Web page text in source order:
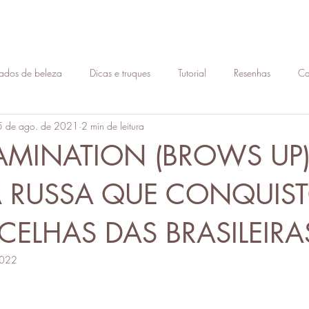
de beleza Dicas e truques Tutorial Resenhas
Consultoria de imagem Moda
Cosméticos Dicas Visagismo Face
Lábios estética procedimentos faciais micropigmentação
(BROWS
QUE
DAS
de ago. de 2021 2 min de leitura